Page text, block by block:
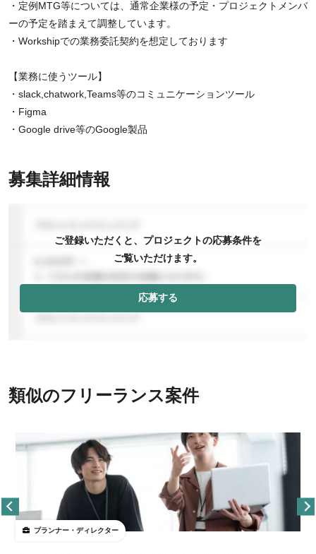
・定例MTG等については、通常企業様の予定・プロジェクトメンバ
ーの予定を踏まえて調整しています。
・Workshipでの業務委託契約を想定しております
【業務に使うツール】
・slack,chatwork,Teams等のコミュニケーションツール
・Figma
・Google drive等のGoogle製品
募集詳細情報
ご登録いただくと、プロジェクトの応募条件を
ご覧いただけます。
応募する
類似のフリーランス案件
プランナー・ディレクター